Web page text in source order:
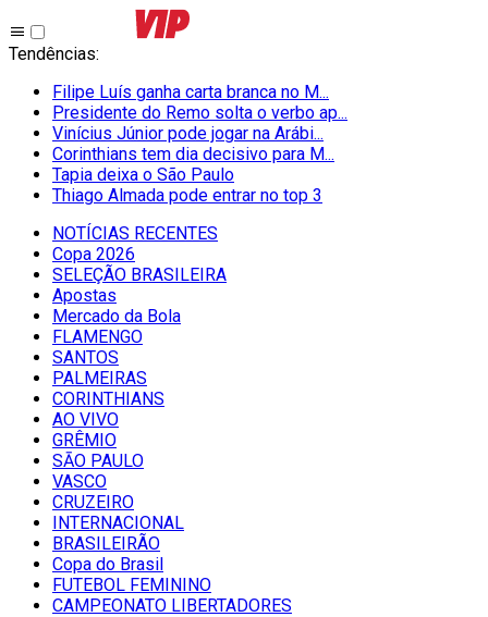
Tendências:
Filipe Luís ganha carta branca no M...
Presidente do Remo solta o verbo ap...
Vinícius Júnior pode jogar na Arábi...
Corinthians tem dia decisivo para M...
Tapia deixa o São Paulo
Thiago Almada pode entrar no top 3
NOTÍCIAS RECENTES
Copa 2026
SELEÇÃO BRASILEIRA
Apostas
Mercado da Bola
FLAMENGO
SANTOS
PALMEIRAS
CORINTHIANS
AO VIVO
GRÊMIO
SĀO PAULO
VASCO
CRUZEIRO
INTERNACIONAL
BRASILEIRÃO
Copa do Brasil
FUTEBOL FEMININO
CAMPEONATO LIBERTADORES